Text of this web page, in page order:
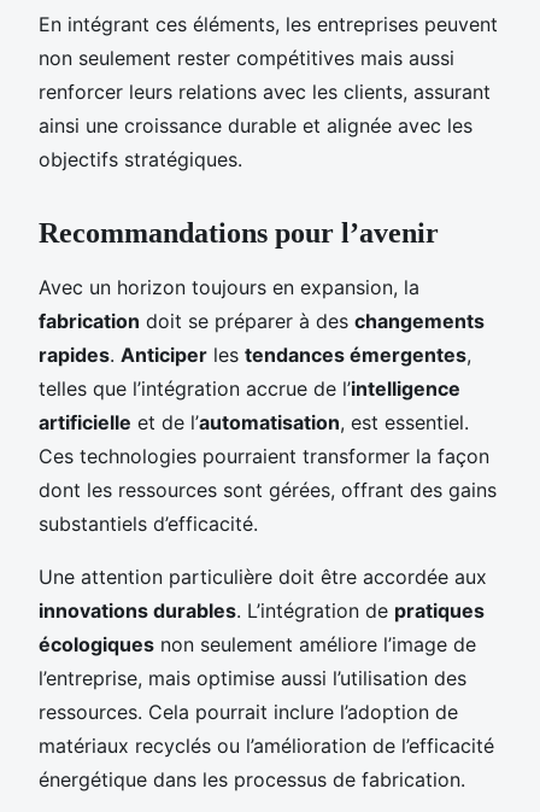
En intégrant ces éléments, les entreprises peuvent
non seulement rester compétitives mais aussi
renforcer leurs relations avec les clients, assurant
ainsi une croissance durable et alignée avec les
objectifs stratégiques.
Recommandations pour l’avenir
Avec un horizon toujours en expansion, la
fabrication doit se préparer à des changements
rapides. Anticiper les tendances émergentes,
telles que l’intégration accrue de l’intelligence
artificielle et de l’automatisation, est essentiel.
Ces technologies pourraient transformer la façon
dont les ressources sont gérées, offrant des gains
substantiels d’efficacité.
Une attention particulière doit être accordée aux
innovations durables. L’intégration de pratiques
écologiques non seulement améliore l’image de
l’entreprise, mais optimise aussi l’utilisation des
ressources. Cela pourrait inclure l’adoption de
matériaux recyclés ou l’amélioration de l’efficacité
énergétique dans les processus de fabrication.